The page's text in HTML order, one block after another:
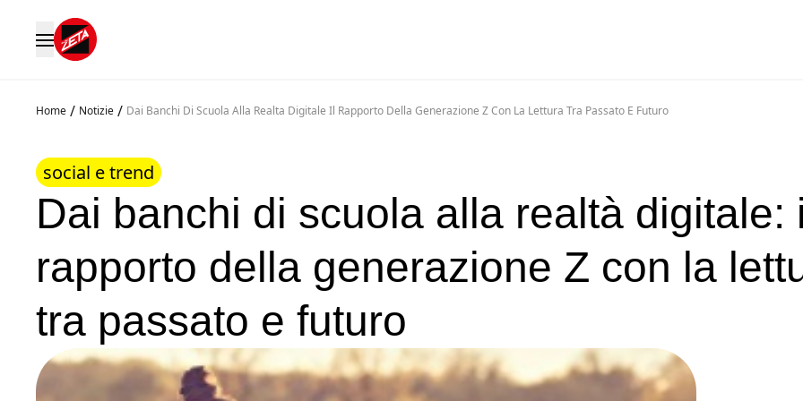
Home / Notizie / Dai Banchi Di Scuola Alla Realta Digitale Il Rapporto Della Generazione Z Con La Lettura Tra Passato E Futuro
social e trend
Dai banchi di scuola alla realtà digitale:
rapporto della generazione Z con la
tra passato e futuro